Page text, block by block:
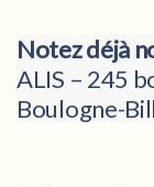
Notez déjà
ALIS – 245
Boulogne-